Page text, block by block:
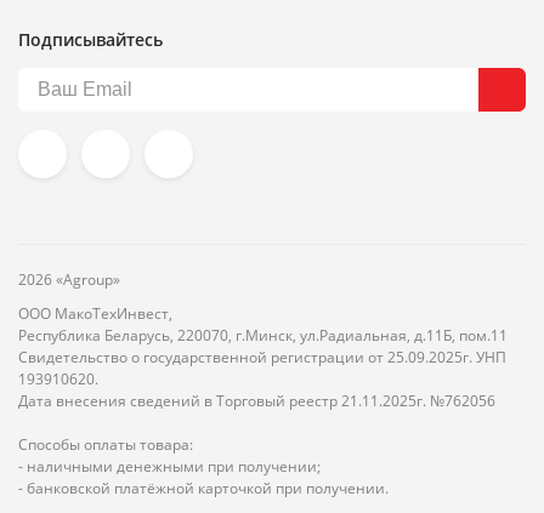
Подписывайтесь
2026 «Agroup»
ООО МакоТехИнвест,
Республика Беларусь, 220070, г.Минск, ул.Радиальная, д.11Б, пом.11
Свидетельство о государственной регистрации от 25.09.2025г. УНП
193910620.
Дата внесения сведений в Торговый реестр 21.11.2025г. №762056
Способы оплаты товара:
- наличными денежными при получении;
- банковской платёжной карточкой при получении.